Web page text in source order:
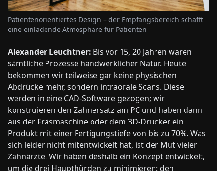
Patientenorientiertes Design – der Empfangsbereich schafft
eine einladende Atmosphäre für Patienten
Alexander Leuchtner: Bis vor 15, 20 Jahren waren
sämtliche Prozesse handwerklicher Natur. Heute
bekommen wir teilweise gar keine physischen
Abdrücke mehr, sondern intraorale Scans. Diese
werden in eine CAD-Software gezogen; wir
konstruieren den Zahnersatz am PC und haben dann
aus der Fräsmaschine oder dem 3D-Drucker ein
Produkt mit einer Fertigungstiefe von bis zu 70%. Was
sich leider nicht mitentwickelt hat, ist der Mut vieler
Zahnärzte. Wir haben deshalb ein Konzept entwickelt,
um die drei Haupthürden zu minimieren: den